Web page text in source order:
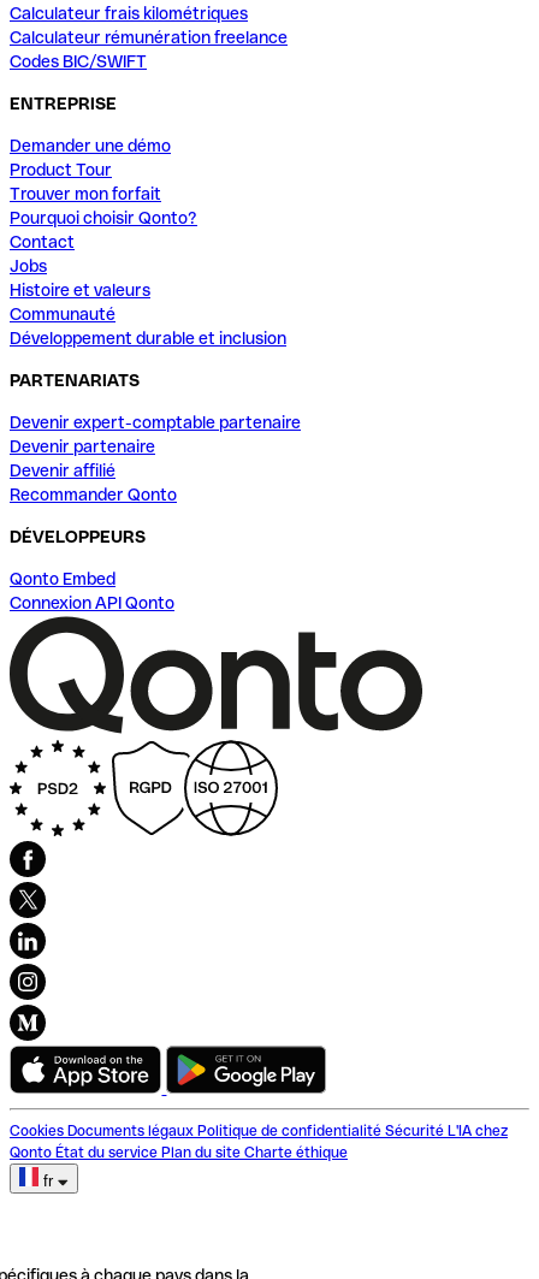
Calculateur frais kilométriques
Calculateur rémunération freelance
Codes BIC/SWIFT
ENTREPRISE
Demander une démo
Product Tour
Trouver mon forfait
Pourquoi choisir Qonto?
Contact
Jobs
Histoire et valeurs
Communauté
Développement durable et inclusion
PARTENARIATS
Devenir expert-comptable partenaire
Devenir partenaire
Devenir affilié
Recommander Qonto
DÉVELOPPEURS
Qonto Embed
Connexion API Qonto
Cookies Documents légaux Politique de confidentialité Sécurité L'IA chez
Qonto État du service Plan du site Charte éthique
fr